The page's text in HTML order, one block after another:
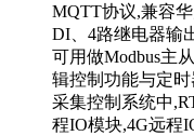
MQTT协议,兼容
DI、4路继电器输
可用做Modbus主
辑控制功能与定
采集控制系统中
程IO模块,4G远程